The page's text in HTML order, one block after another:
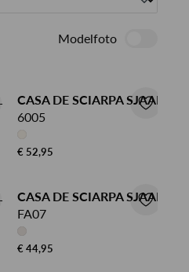
Modelfoto
CASA DE SCIARPA SJAAL
6005
€ 52,95
CASA DE SCIARPA SJAAL
FA07
€ 44,95